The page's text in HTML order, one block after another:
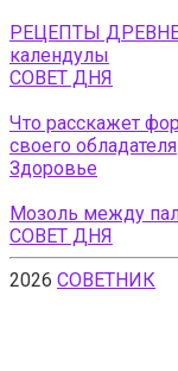
РЕЦЕПТЫ
календулы
СОВЕТ ДНЯ
Что расскажет
своего обладателя
Здоровье
Мозоль между
СОВЕТ ДНЯ
2026 СОВЕТНИК